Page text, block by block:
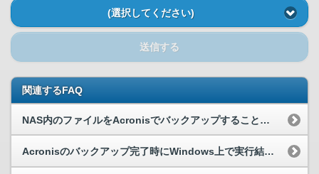
(選択してください)
送信する
関連するFAQ
NAS内のファイルをAcronisでバックアップすることは可能でしょうか。
Acronisのバックアップ完了時にWindows上で実行結果を取得し連携したい。